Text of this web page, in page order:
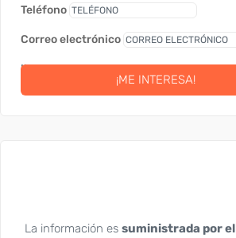
Teléfono
Correo electrónico
link
¡ME INTERESA!
La información es suministrada por el